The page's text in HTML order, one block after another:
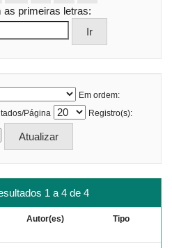
as primeiras letras:
Em ordem:
Página
Registro(s):
1 a 4 de 4
Autor(es) Tipo